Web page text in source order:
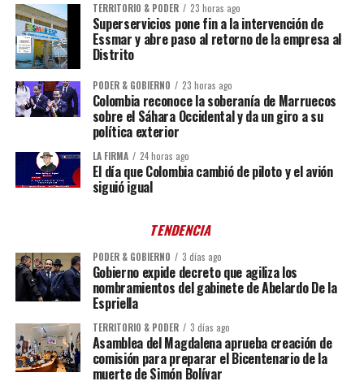
TERRITORIO & PODER 23 horas ago
Superservicios pone fin a la intervención de
Essmar y abre paso al retorno de la empresa al
Distrito
PODER & GOBIERNO 23 horas ago
Colombia reconoce la soberanía de Marruecos
sobre el Sáhara Occidental y da un giro a su
política exterior
LA FIRMA 24 horas ago
El día que Colombia cambió de piloto y el avión
siguió igual
TENDENCIA
PODER & GOBIERNO 3 días ago
Gobierno expide decreto que agiliza los
nombramientos del gabinete de Abelardo De la
Espriella
TERRITORIO & PODER 3 días ago
Asamblea del Magdalena aprueba creación de
comisión para preparar el Bicentenario de la
muerte de Simón Bolívar